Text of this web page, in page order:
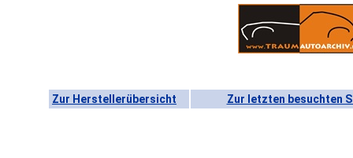
Zur Herstellerübersicht Zur letzten besuchten